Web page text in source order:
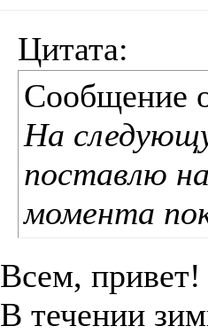
Цитата:
Сообщение
На
поставлю
момента
Всем, привет!
В течении